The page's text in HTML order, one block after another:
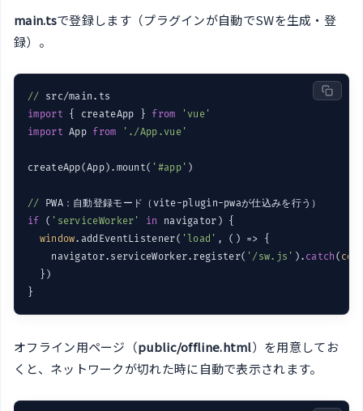
main.tsで登録します（プラグインが自動でSWを生成・登
録）。
//
import { createApp } from
'vue'
import App from './App.vue'
createApp(App).mount( '#app' )
//
if
( 'serviceWorker' in
navigator) {
window.addEventListener( 'load' , () => {
    navigator.serviceWorker.register(
'/sw.js' ). catch (
  })
オフライン用ページ（public/offline.html）を用意してお
くと、ネットワークが切れた時に自動で表示されます。